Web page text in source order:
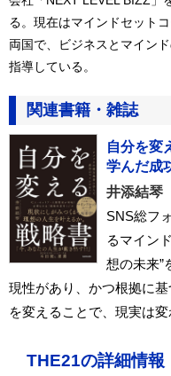
る。現在はマインドセット
両国で、ビジネスとマイン
指導している。
関連書籍・雑誌
自分を変
学んだ成
井添結琴
SNS総フ
るマイン
想の未来”
現性があり、かつ根拠に
を変えることで、現実は変
THE21の詳細情報